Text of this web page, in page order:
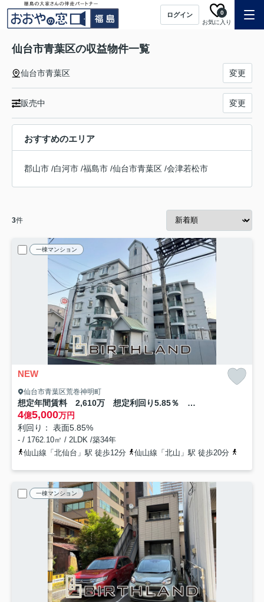
ログイン
お気に入り
0
仙台市青葉区の収益物件一覧
仙台市青葉区 変更
販売中 変更
おすすめのエリア
郡山市 /白河市 /福島市 /仙台市青葉区 /会津若松市
3件
一棟マンション
NEW
仙台市青葉区荒巻神明町
想定年間賃料 2,610万 想定利回り5.85％ 鉄筋コンクリート造
4億5,000万円
利回り： 表面5.85%
- / 1762.10㎡ / 2LDK /築34年
仙山線「北仙台」駅 徒歩12分
仙山線「北山」駅 徒歩20分
一棟マンション